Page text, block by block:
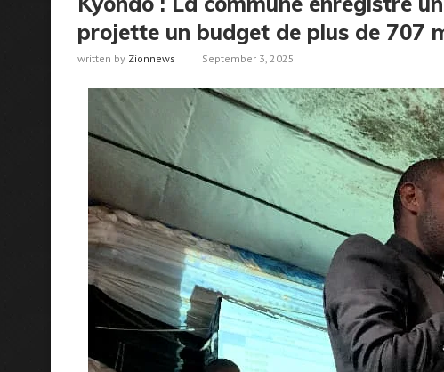
projette un budget de plus de 707
written by Zionnews September 3, 2025